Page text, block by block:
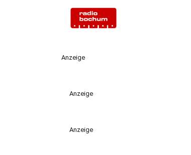
Anzeige
Anzeige
Anzeige